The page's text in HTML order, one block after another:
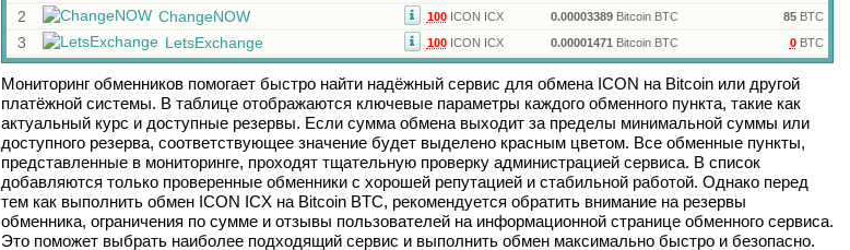
2 ChangeNOW 100ICON ICX 0.00003389Bitcoin BTC 85BTC
3 LetsExchange 100ICON ICX 0.00001471 Bitcoin BTC 0BTC
Мониторинг обменников помогает быстро найти надёжный сервис для обмена ICON на Bitcoinили другой
платёжной системы. В таблице отображаются ключевые параметры каждого обменного пункта, такие как
актуальный курс и доступные резервы. Если сумма обмена выходит за пределы минимальной суммы или
доступного резерва, соответствующее значение будет выделено красным цветом. Все обменные пункты,
представленные в мониторинге, проходят тщательную проверку администрацией сервиса. В список
добавляются только проверенные обменники с хорошей репутацией и стабильной работой. Однако перед
тем как выполнить обмен ICON ICXна Bitcoin BTC, рекомендуется обратить внимание на резервы
обменника, ограничения по сумме и отзывы пользователей на информационной странице обменного сервиса.
Это поможет выбрать наиболее подходящий сервис и выполнить обмен максимально быстро и безопасно.